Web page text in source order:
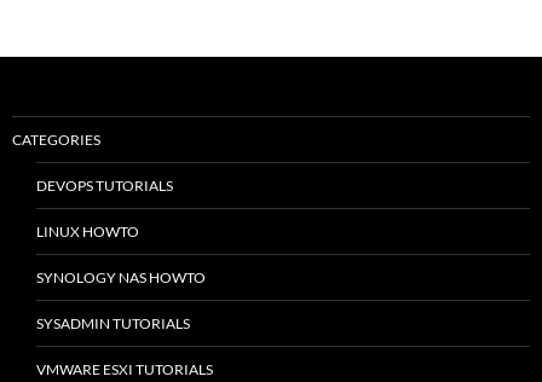
CATEGORIES
DEVOPS TUTORIALS
LINUX HOWTO
SYNOLOGY NAS HOWTO
SYSADMIN TUTORIALS
VMWARE ESXI TUTORIALS